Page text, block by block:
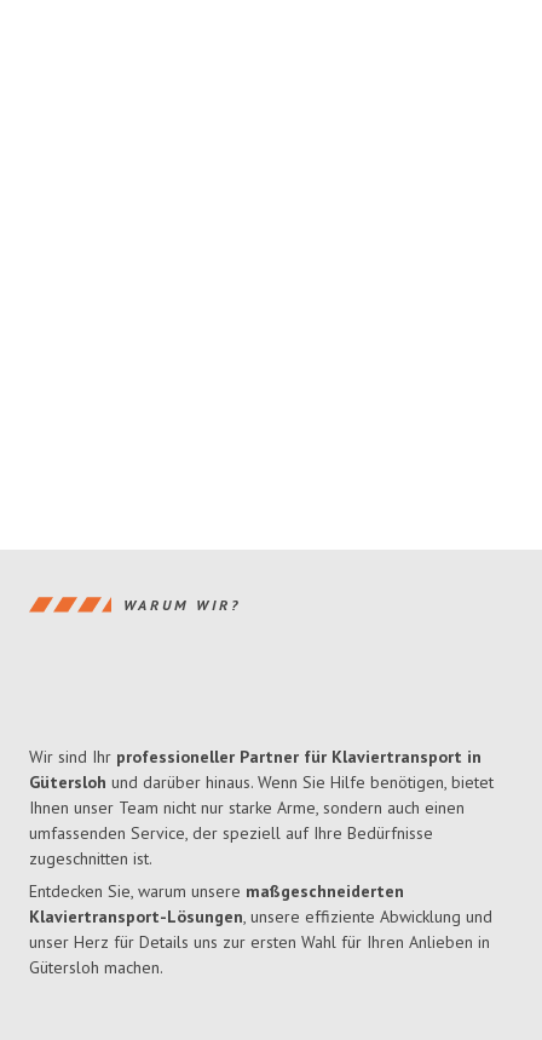
WARUM WIR?
Wir sind Ihr professioneller Partner für Klaviertransport in
Gütersloh und darüber hinaus. Wenn Sie Hilfe benötigen, bietet
Ihnen unser Team nicht nur starke Arme, sondern auch einen
umfassenden Service, der speziell auf Ihre Bedürfnisse
zugeschnitten ist.
Entdecken Sie, warum unsere maßgeschneiderten
Klaviertransport-Lösungen, unsere effiziente Abwicklung und
unser Herz für Details uns zur ersten Wahl für Ihren Anlieben in
Gütersloh machen.